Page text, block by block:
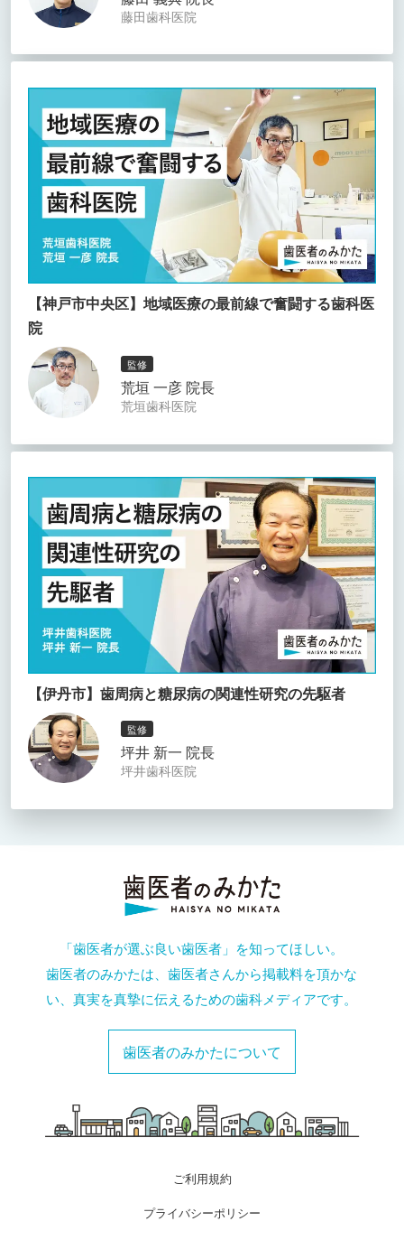
藤田歯科医院
【神戸市中央区】地域医療の最前線で奮闘する歯科医
院
監修
荒垣 一彦 院長
荒垣歯科医院
【伊丹市】歯周病と糖尿病の関連性研究の先駆者
監修
坪井 新一 院長
坪井歯科医院
「歯医者が選ぶ良い歯医者」を知ってほしい。
歯医者のみかたは、歯医者さんから掲載料を頂かな
い、真実を真摯に伝えるための歯科メディアです。
歯医者のみかたについて
ご利用規約
プライバシーポリシー